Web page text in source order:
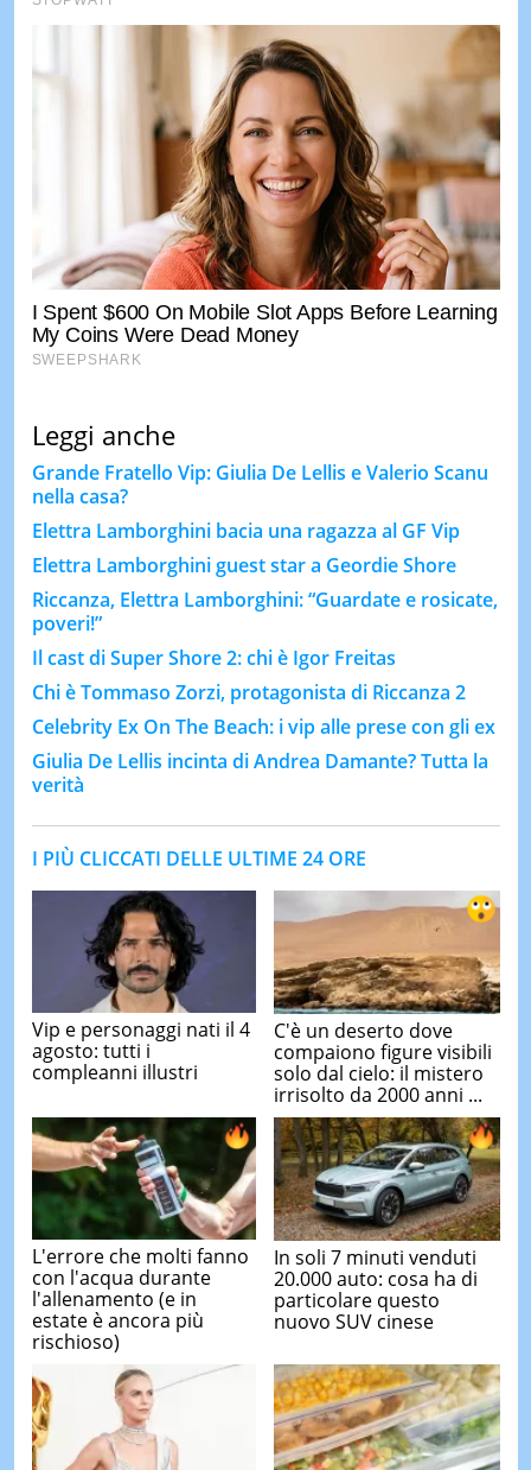
Leggi anche
Grande Fratello Vip: Giulia De Lellis e Valerio Scanu
nella casa?
Elettra Lamborghini bacia una ragazza al GF Vip
Elettra Lamborghini guest star a Geordie Shore
Riccanza, Elettra Lamborghini: “Guardate e rosicate,
poveri!”
Il cast di Super Shore 2: chi è Igor Freitas
Chi è Tommaso Zorzi, protagonista di Riccanza 2
Celebrity Ex On The Beach: i vip alle prese con gli ex
Giulia De Lellis incinta di Andrea Damante? Tutta la
verità
I PIÙ CLICCATI DELLE ULTIME 24 ORE
Vip e personaggi nati il 4
agosto: tutti i
compleanni illustri
C'è un deserto dove
compaiono figure visibili
solo dal cielo: il mistero
irrisolto da 2000 anni ...
L'errore che molti fanno
con l'acqua durante
l'allenamento (e in
estate è ancora più
rischioso)
In soli 7 minuti venduti
20.000 auto: cosa ha di
particolare questo
nuovo SUV cinese